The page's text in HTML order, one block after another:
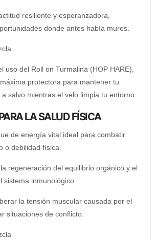
resiliente y esperanzadora,
donde antes había muros.
uso del Roll on Turmalina (HOP HARE),
protectora para mantener tu
salvo mientras el velo limpia tu entorno.
LA SALUD FÍSICA
de energía vital ideal para combatir
o debilidad física.
regeneración del equilibrio orgánico y el
sistema inmunológico.
la tensión muscular causada por el
situaciones de conflicto.